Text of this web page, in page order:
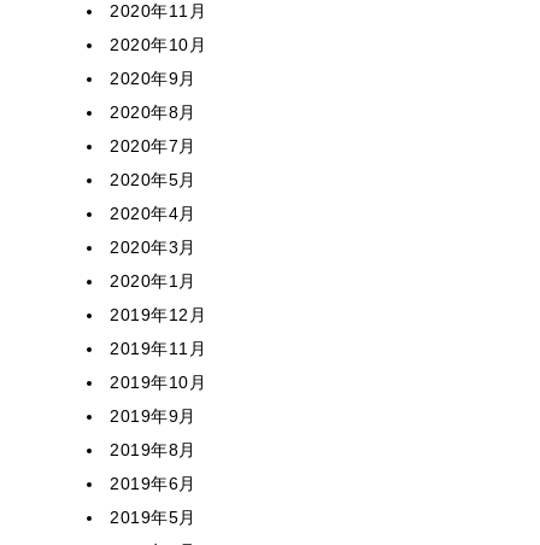
2020年11月
2020年10月
2020年9月
2020年8月
2020年7月
2020年5月
2020年4月
2020年3月
2020年1月
2019年12月
2019年11月
2019年10月
2019年9月
2019年8月
2019年6月
2019年5月